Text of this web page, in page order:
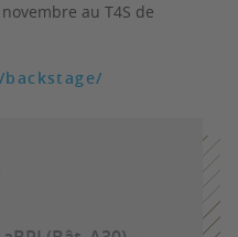
au T4S de